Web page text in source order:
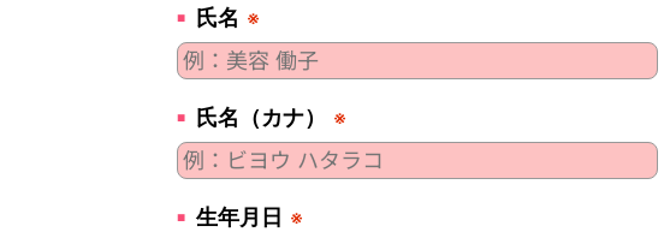
氏名 ※
氏名（カナ） ※
生年月日 ※